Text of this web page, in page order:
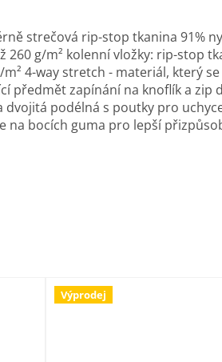
strečová rip-stop tkanina 91%
g/m² kolenní vložky: rip-stop
4-way stretch - materiál, který
zapínání na knoflík a zip
podélná s poutky pro
bocích guma pro lepší
Výprodej